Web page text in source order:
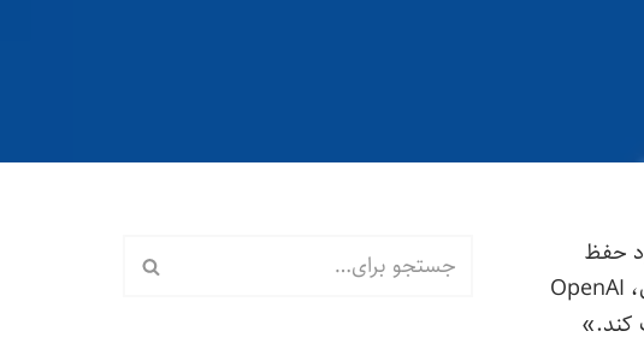
حفظ
کند، لغو شده است. قاضی فدرال، «اونا تی. وانگ»، در روزهای اخیر حکمی صادر کرده که براساس آن، OpenAI
کند.»